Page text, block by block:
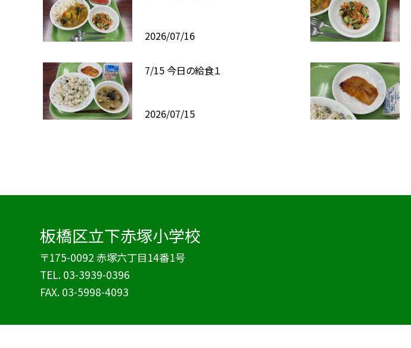
2026/07/16
7/15 今日の給食１
2026/07/15
板橋区立下赤塚小学校
〒175-0092 赤塚六丁目14番1号
TEL. 03-3939-0396
FAX. 03-5998-4093